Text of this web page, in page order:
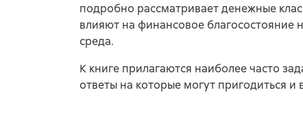
подробно рассматривает денежные
влияют на финансовое
среда.
К книге прилагаются наиболее часто
ответы на которые могут пригодиться и